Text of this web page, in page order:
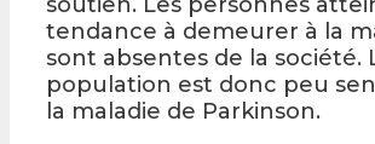
tendance à demeurer à la
sont absentes de la société.
population est donc peu
la maladie de Parkinson.